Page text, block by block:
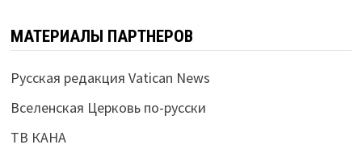
МАТЕРИАЛЫ ПАРТНЕРОВ
Русская редакция Vatican News
Вселенская Церковь по-русски
ТВ КАНА